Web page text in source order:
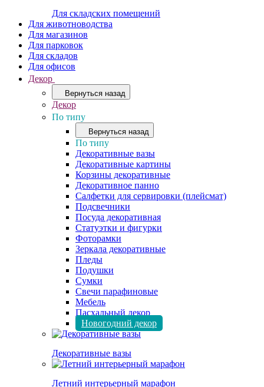
Для складских помещений
Для животноводства
Для магазинов
Для парковок
Для складов
Для офисов
Декор
Вернуться назад
Декор
По типу
Вернуться назад
По типу
Декоративные вазы
Декоративные картины
Корзины декоративные
Декоративное панно
Салфетки для сервировки (плейсмат)
Подсвечники
Посуда декоративная
Статуэтки и фигурки
Фоторамки
Зеркала декоративные
Пледы
Подушки
Сумки
Свечи парафиновые
Мебель
Пасхальный декор
Новогодний декор
Декоративные вазы
Летний интерьерный марафон